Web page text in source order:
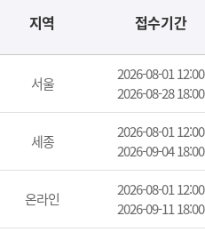
지역 접수기간
서울
2026-08-01 12:00
2026-08-28 18:00
세종
2026-08-01 12:00
2026-09-04 18:00
온라인
2026-08-01 12:00
2026-09-11 18:00